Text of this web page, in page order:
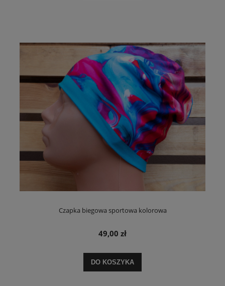
Czapka biegowa sportowa kolorowa
49,00 zł
DO KOSZYKA